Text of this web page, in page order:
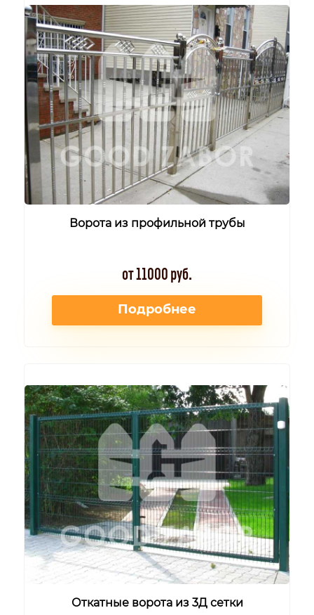
Ворота из профильной трубы
от 11000 руб.
Подробнее
Откатные ворота из 3Д сетки